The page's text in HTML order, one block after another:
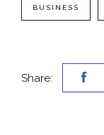
BUSINESS
Share: